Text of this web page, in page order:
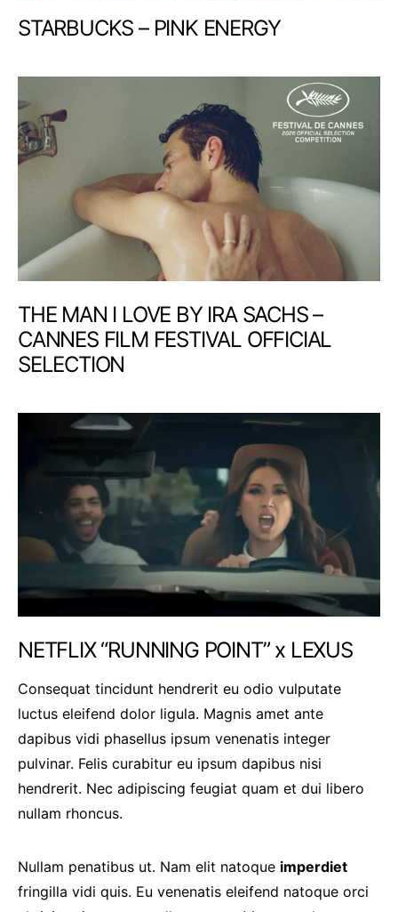
STARBUCKS – PINK ENERGY
THE MAN I LOVE BY IRA SACHS –
CANNES FILM FESTIVAL OFFICIAL
SELECTION
NETFLIX “RUNNING POINT” x LEXUS
Consequat tincidunt hendrerit eu odio vulputate
luctus eleifend dolor ligula. Magnis amet ante
dapibus vidi phasellus ipsum venenatis integer
pulvinar. Felis curabitur eu ipsum dapibus nisi
hendrerit. Nec adipiscing feugiat quam et dui libero
nullam rhoncus.
Nullam penatibus ut. Nam elit natoque imperdiet
fringilla vidi quis. Eu venenatis eleifend natoque orci